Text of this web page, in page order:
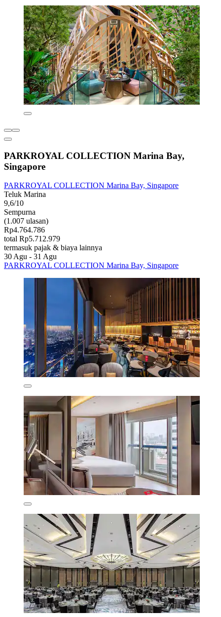
PARKROYAL COLLECTION Marina Bay,
Singapore
PARKROYAL COLLECTION Marina Bay, Singapore
Teluk Marina
9,6/10
Sempurna
(1.007 ulasan)
Rp4.764.786
total Rp5.712.979
termasuk pajak & biaya lainnya
30 Agu - 31 Agu
PARKROYAL COLLECTION Marina Bay, Singapore